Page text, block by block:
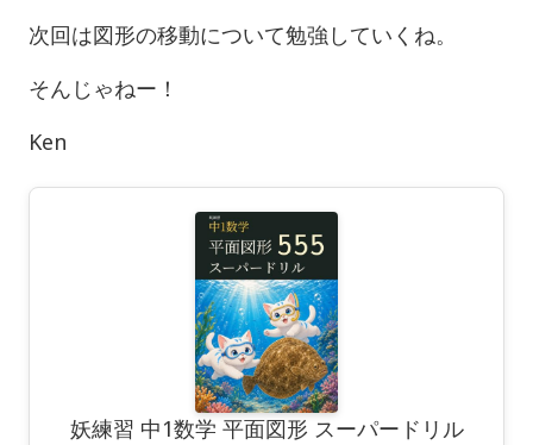
次回は図形の移動について勉強していくね。
そんじゃねー！
Ken
妖練習 中1数学 平面図形 スーパードリル